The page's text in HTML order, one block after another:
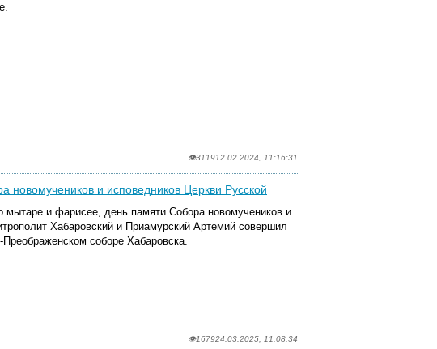
👁311912.02.2024, 11:16:31
новомучеников и исповедников Церкви Русской
и фарисее, день памяти Собора новомучеников и
Хабаровский и Приамурский Артемий совершил
соборе Хабаровска.
👁167924.03.2025, 11:08:34